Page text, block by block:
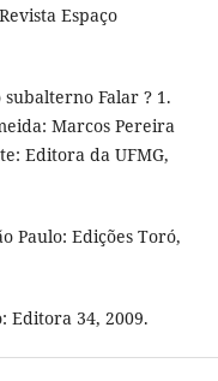
Espaço
subalterno Falar ? 1.
Marcos Pereira
Editora da UFMG,
Paulo: Edições Toró,
Editora 34, 2009.